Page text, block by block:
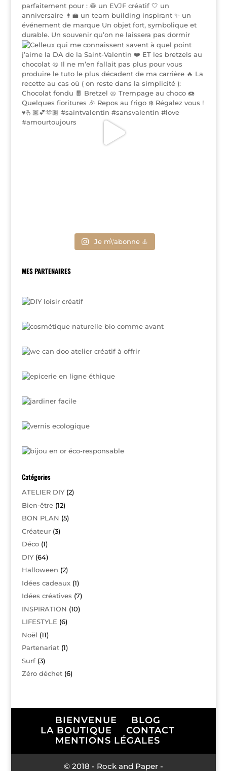
Je m\'abonne ⚓
MES PARTENAIRES
Catégories
ATELIER DIY(2)
Bien-être(12)
BON PLAN (5)
Créateur(3)
Déco(1)
DIY(64)
Halloween (2)
Idées cadeaux(1)
Idées créatives (7)
INSPIRATION (10)
LIFESTYLE (6)
Noël (11)
Partenariat(1)
Surf(3)
Zéro déchet(6)
BIENVENUE
BLOG
LA BOUTIQUE
CONTACT
MENTIONS LÉGALES
© 2018 - Rock and Paper -